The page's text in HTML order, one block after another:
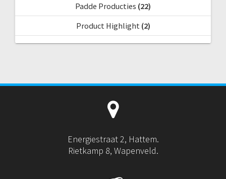
Padde Producties (22)
Product Highlight (2)
Energiestraat 2, Hattem.
Rietkamp 8, Wapenveld.